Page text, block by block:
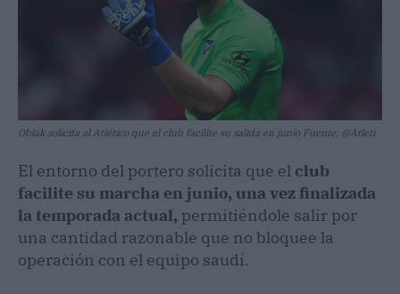
Oblak solicita al Atlético que el club facilite su salida en junio Fuente: @Atleti
El entorno del portero solicita que el club
facilite su marcha en junio, una vez finalizada
la temporada actual, permitiéndole salir por
una cantidad razonable que no bloquee la
operación con el equipo saudí.